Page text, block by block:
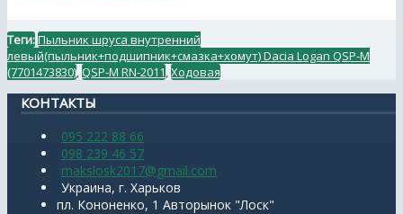
Теги:Пыльник шруса внутренний
левый(пыльник+подшипник+смазка+хомут) Dacia Logan QSP-M
(7701473830) QSP-M RN-2011 Ходовая
КОНТАКТЫ
095 222 88 66
098 239 46 57
makslosk2017@gmail.com
Украина, г. Харьков
пл. Кононенко, 1 Авторынок "Лоск"